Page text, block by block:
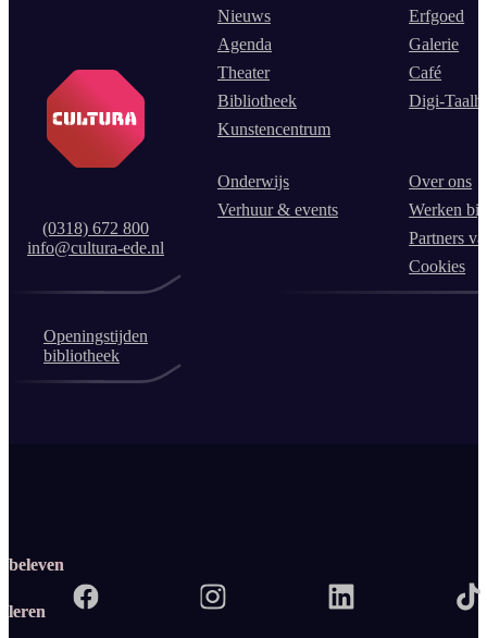
(0318) 672 800
info@cultura-ede.nl
Nieuws
Agenda
Theater
Bibliotheek
Kunstencentrum
Erfgoed
Galerie
Café
Digi-
Onderwijs
Verhuur & events
Over ons
Werken
Partners
Cookies
Openingstijden
bibliotheek
beleven
leren